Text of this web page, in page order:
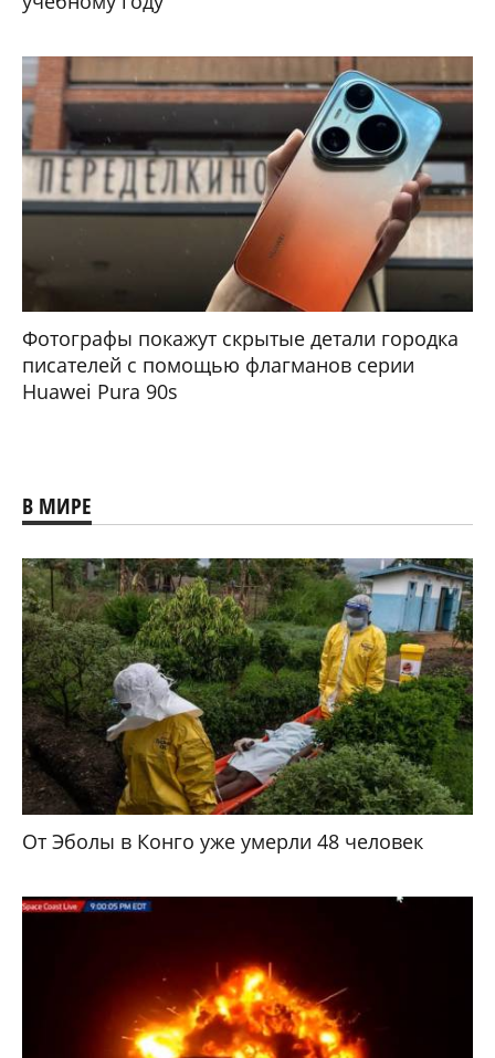
Фотографы покажут скрытые детали городка
писателей с помощью флагманов серии
Huawei Pura 90s
В МИРЕ
От Эболы в Конго уже умерли 48 человек